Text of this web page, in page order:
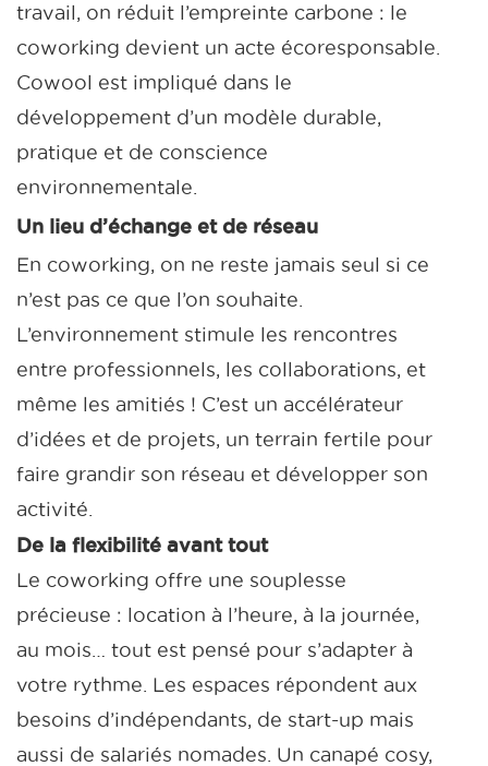
travail, on réduit l’empreinte carbone : le
coworking devient un acte écoresponsable.
Cowool est impliqué dans le
développement d’un modèle durable,
pratique et de conscience
environnementale.
Un lieu d’échange et de réseau
En coworking, on ne reste jamais seul si ce
n’est pas ce que l’on souhaite.
L’environnement stimule les rencontres
entre professionnels, les collaborations, et
même les amitiés ! C’est un accélérateur
d’idées et de projets, un terrain fertile pour
faire grandir son réseau et développer son
activité.
De la flexibilité avant tout
Le coworking offre une souplesse
précieuse : location à l’heure, à la journée,
au mois… tout est pensé pour s’adapter à
votre rythme. Les espaces répondent aux
besoins d’indépendants, de start-up mais
aussi de salariés nomades. Un canapé cosy,